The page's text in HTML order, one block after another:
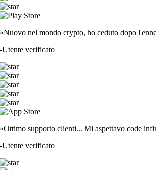
«Nuovo nel mondo crypto, ho ceduto dopo
-Utente verificato
«Ottimo supporto clienti... Mi aspettavo code
-Utente verificato